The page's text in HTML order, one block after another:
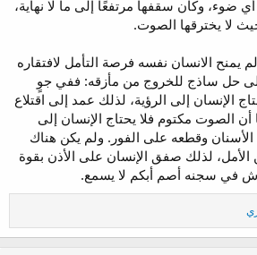
ضوء، وكان سقفها مرتفعًا إلى ما لا نهاية،
لا يخترقها الصوت.
يمنح الانسان نفسه فرصة التأمل لافتقاره
حل ساذج للخروج من مأزقه: ففي جوٍ
الإنسان إلى الرؤية، لذلك عمد إلى اقتلاع
الصوت مكتوم فلا يحتاج الإنسان إلى
الأسنان وقطعه على الفور. ولم يكن هناك
لذلك صفق الإنسان على الأذن بقوة
في سجنه أصم أبكم لا يسمع.